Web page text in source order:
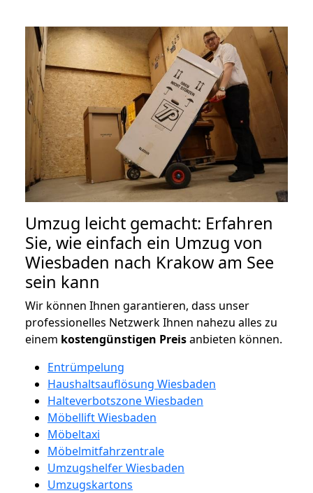
Umzug leicht gemacht: Erfahren
Sie, wie einfach ein Umzug von
Wiesbaden nach Krakow am See
sein kann
Wir können Ihnen garantieren, dass unser
professionelles Netzwerk Ihnen nahezu alles zu
einem kostengünstigen Preisanbieten können.
Entrümpelung
Haushaltsauflösung Wiesbaden
Halteverbotszone Wiesbaden
Möbellift Wiesbaden
Möbeltaxi
Möbelmitfahrzentrale
Umzugshelfer Wiesbaden
Umzugskartons